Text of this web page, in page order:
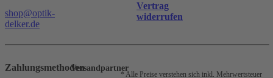
shop@optik-
delker.de
Vertrag
widerrufen
ZahlungsmethodenVersandpartner
* Alle Preise verstehen sich inkl. Mehrwertsteuer